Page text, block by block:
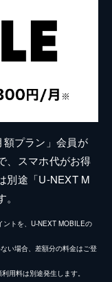
額プラン」会員が
、スマホ代がお得
別途「U-NEXT M
ントを、U-NEXT MOBILEの
い場合、差額分の料金はご登
用料は別途発生します。